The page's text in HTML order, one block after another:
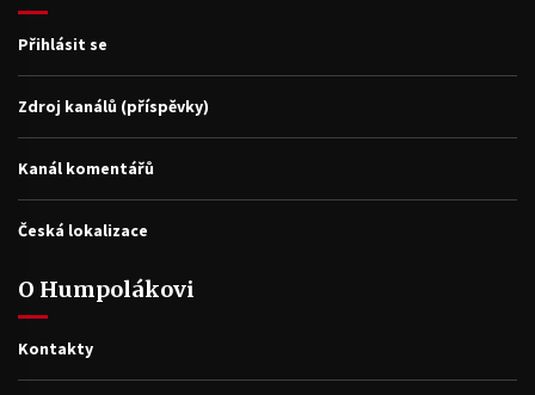
Přihlásit se
Zdroj kanálů (příspěvky)
Kanál komentářů
Česká lokalizace
O Humpolákovi
Kontakty